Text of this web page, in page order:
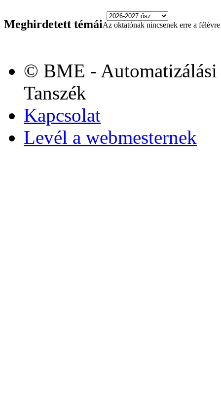
Meghirdetett témáiAz oktatónak nincsenek erre a
© BME -
Tanszék
Kapcsolat
Levél a webmesternek